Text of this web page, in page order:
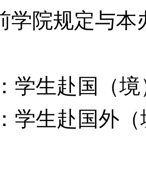
学院规定与
学生赴国（
学生赴国外